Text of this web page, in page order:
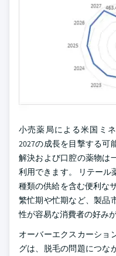
小売薬局による米国ミ
2027の成長を目撃する可
解決および口腔の薬物は
利用できます。 リテール
種類の供給を含む便利な
繁忙期や忙期など、製品
性が容易な消費者の好み
オーバーエクスカーショ
グは、脱毛の問題につな